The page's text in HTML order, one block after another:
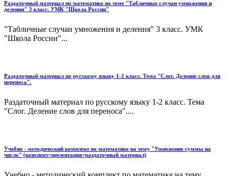
Раздаточный материал по математике по теме "Табличные случаи умножения и
деления" 3 класс. УМК "Школа России"
"Табличные случаи умножения и деления" 3 класс. УМК
"Школа России"...
Раздаточный материал по русскому языку 1-2 класс. Тема "Слог. Деление слов для
переноса".
Раздаточный материал по русскому языку 1-2 класс. Тема
"Слог. Деление слов для переноса"....
Учебно - методический комплект по математике на тему "Умножение суммы на
число" (конспект+презентация+раздаточный материал)